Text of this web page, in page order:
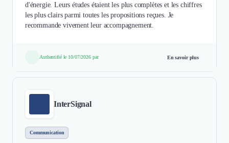
d'énergie. Leurs études étaient les plus complètes et les chiffres
les plus clairs parmi toutes les propositions reçues. Je
recommande vivement leur accompagnement.
Authentifié le 10/07/2026 par En savoir plus
InterSignal
Communication